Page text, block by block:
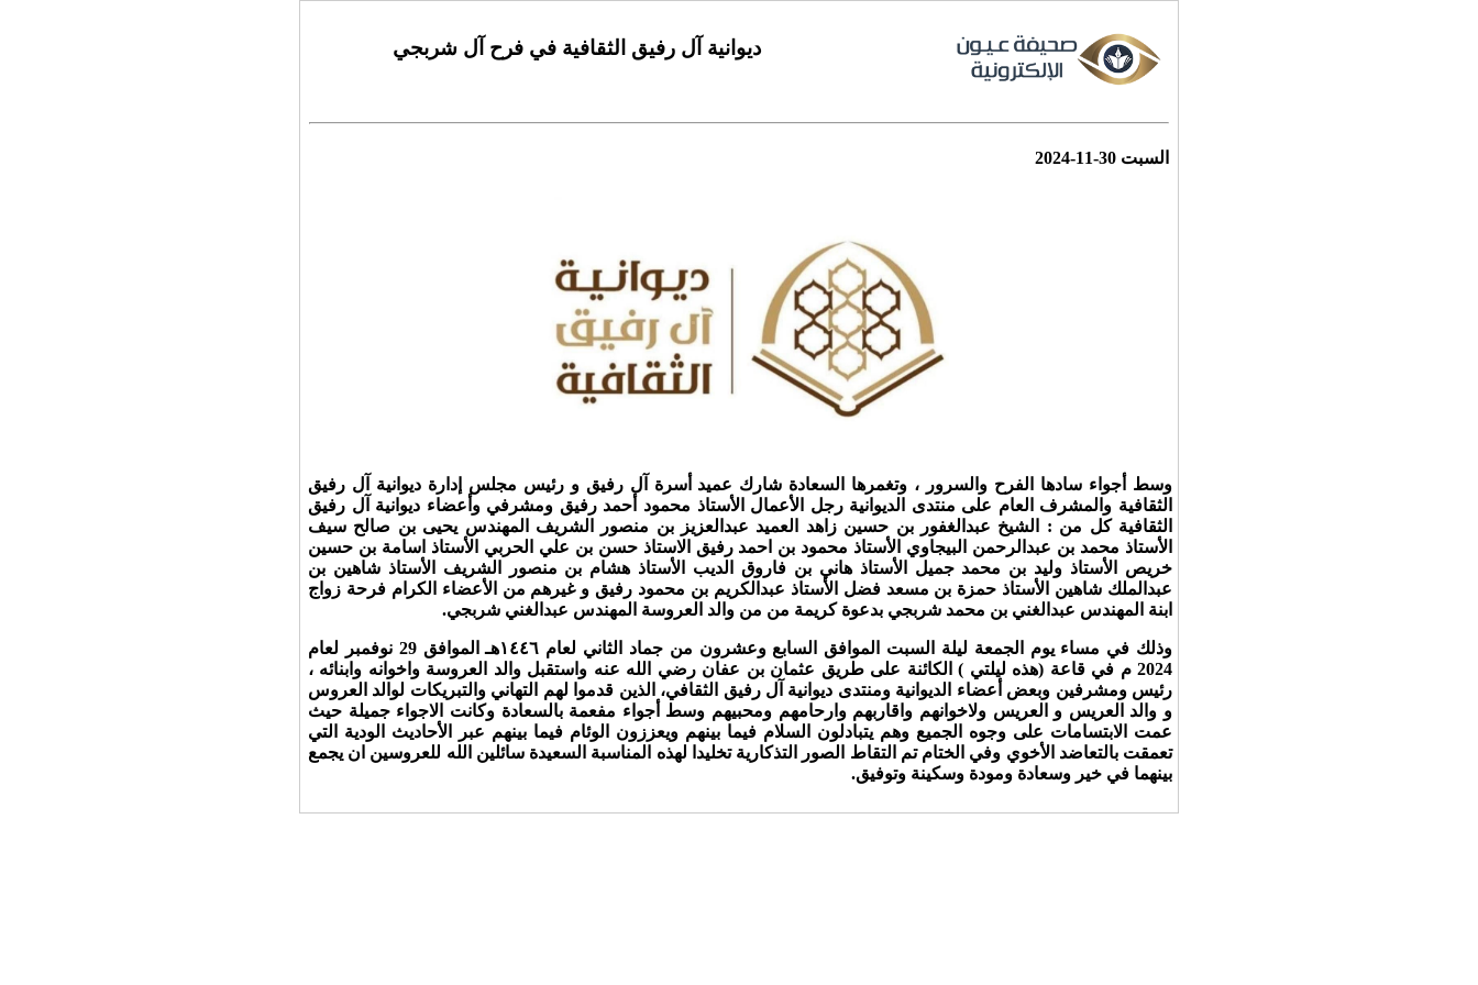
ديوانية آل رفيق الثقافية في فرح آل شربجي
السبت 2024-11-30
وسط أجواء سادها الفرح والسرور ، وتغمرها السعادة شارك عميد أسرة آل رفيق و رئيس مجلس إدارة ديوانية آل رفيق
الثقافية والمشرف العام على منتدى الديوانية رجل الأعمال الأستاذ محمود أحمد رفيق ومشرفي وأعضاء ديوانية آل رفيق
الثقافية كل من : الشيخ عبدالغفور بن حسين زاهد العميد عبدالعزيز بن منصور الشريف المهندس يحيى بن صالح سيف
الأستاذ محمد بن عبدالرحمن البيجاوي الأستاذ محمود بن احمد رفيق الاستاذ حسن بن علي الحربي الأستاذ اسامة بن حسين
خريص الأستاذ وليد بن محمد جميل الأستاذ هاني بن فاروق الديب الأستاذ هشام بن منصور الشريف الأستاذ شاهين بن
عبدالملك شاهين الأستاذ حمزة بن مسعد فضل الأستاذ عبدالكريم بن محمود رفيق و غيرهم من الأعضاء الكرام فرحة زواج
ابنة المهندس عبدالغني بن محمد شربجي بدعوة كريمة من من والد العروسة المهندس عبدالغني شربجي.
وذلك في مساء يوم الجمعة ليلة السبت الموافق السابع وعشرون من جماد الثاني لعام ١٤٤٦هـ الموافق 29 نوفمبر لعام
2024 م في قاعة (هذه ليلتي ) الكائنة على طريق عثمان بن عفان رضي الله عنه واستقبل والد العروسة واخوانه وابنائه ،
رئيس ومشرفين وبعض أعضاء الديوانية ومنتدى ديوانية آل رفيق الثقافي، الذين قدموا لهم التهاني والتبريكات لوالد العروس
و والد العريس و العريس ولاخوانهم واقاربهم وارحامهم ومحبيهم وسط أجواء مفعمة بالسعادة وكانت الاجواء جميلة حيث
عمت الابتسامات على وجوه الجميع وهم يتبادلون السلام فيما بينهم ويعززون الوئام فيما بينهم عبر الأحاديث الودية التي
تعمقت بالتعاضد الأخوي وفي الختام تم التقاط الصور التذكارية تخليدا لهذه المناسبة السعيدة سائلين الله للعروسين ان يجمع
بينهما في خير وسعادة ومودة وسكينة وتوفيق.